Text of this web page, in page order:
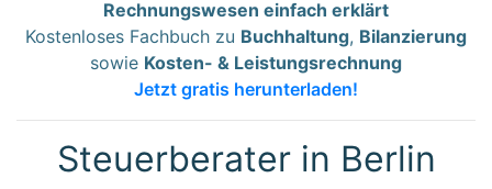
Rechnungswesen einfach erklärt
Kostenloses Fachbuch zu Buchhaltung, Bilanzierung
sowie Kosten- & Leistungsrechnung
Jetzt gratis herunterladen!
Steuerberater in Berlin